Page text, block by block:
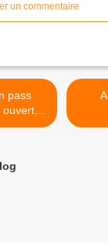
un commentaire
aux